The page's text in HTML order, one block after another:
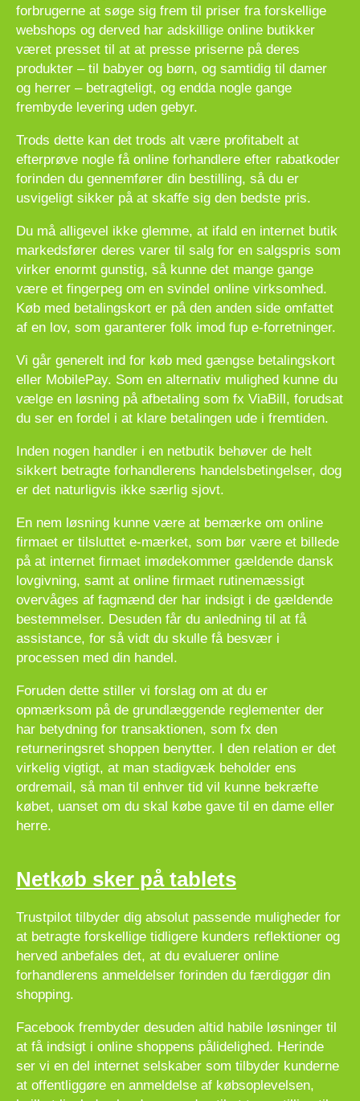
forbrugerne at søge sig frem til priser fra forskellige
webshops og derved har adskillige online butikker
været presset til at at presse priserne på deres
produkter – til babyer og børn, og samtidig til damer
og herrer – betragteligt, og endda nogle gange
frembyde levering uden gebyr.
Trods dette kan det trods alt være profitabelt at
efterprøve nogle få online forhandlere efter rabatkoder
forinden du gennemfører din bestilling, så du er
usvigeligt sikker på at skaffe sig den bedste pris.
Du må alligevel ikke glemme, at ifald en internet butik
markedsfører deres varer til salg for en salgspris som
virker enormt gunstig, så kunne det mange gange
være et fingerpeg om en svindel online virksomhed.
Køb med betalingskort er på den anden side omfattet
af en lov, som garanterer folk imod fup e-forretninger.
Vi går generelt ind for køb med gængse betalingskort
eller MobilePay. Som en alternativ mulighed kunne du
vælge en løsning på afbetaling som fx ViaBill, forudsat
du ser en fordel i at klare betalingen ude i fremtiden.
Inden nogen handler i en netbutik behøver de helt
sikkert betragte forhandlerens handelsbetingelser, dog
er det naturligvis ikke særlig sjovt.
En nem løsning kunne være at bemærke om online
firmaet er tilsluttet e-mærket, som bør være et billede
på at internet firmaet imødekommer gældende dansk
lovgivning, samt at online firmaet rutinemæssigt
overvåges af fagmænd der har indsigt i de gældende
bestemmelser. Desuden får du anledning til at få
assistance, for så vidt du skulle få besvær i
processen med din handel.
Foruden dette stiller vi forslag om at du er
opmærksom på de grundlæggende reglementer der
har betydning for transaktionen, som fx den
returneringsret shoppen benytter. I den relation er det
virkelig vigtigt, at man stadigvæk beholder ens
ordremail, så man til enhver tid vil kunne bekræfte
købet, uanset om du skal købe gave til en dame eller
herre.
Netkøb sker på tablets
Trustpilot tilbyder dig absolut passende muligheder for
at betragte forskellige tidligere kunders reflektioner og
herved anbefales det, at du evaluerer online
forhandlerens anmeldelser forinden du færdiggør din
shopping.
Facebook frembyder desuden altid habile løsninger til
at få indsigt i online shoppens pålidelighed. Herinde
ser vi en del internet selskaber som tilbyder kunderne
at offentliggøre en anmeldelse af købsoplevelsen,